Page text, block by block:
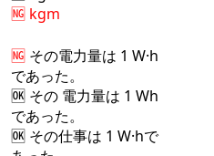
🆖 kgm
🆖 その電力量は 1 W·h
であった。
🆗 その 電力量は 1 Wh
であった。
🆗 その仕事は 1 W·hで